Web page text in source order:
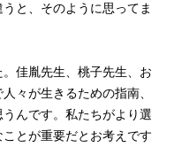
と、そのように思ってま
佳胤先生、桃子先生、お
々が生きるための指南、
んです。私たちがより選
とが重要だとお考えです